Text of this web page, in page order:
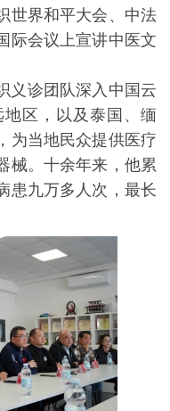
世界和平大会、中法
际会议上宣讲中医文
诊团队深入中国云
区，以及泰国、缅
为当地民众提供医疗
械。十余年来，他累
患九万多人次，最长